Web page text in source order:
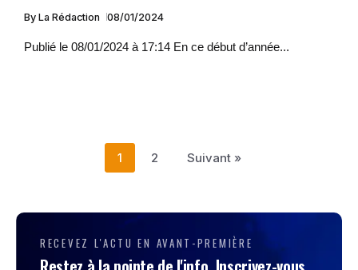
By La Rédaction 08/01/2024
Publié le 08/01/2024 à 17:14 En ce début d’année...
1 2 Suivant »
RECEVEZ L'ACTU EN AVANT-PREMIÈRE